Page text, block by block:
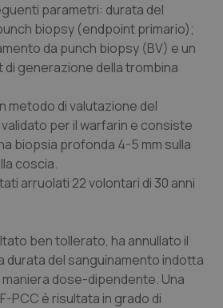
parametri: durata del
biopsy (endpointprimario);
da punch biopsy (BV) e un
generazione della trombina
metodo di valutazione del
per il warfarin e consiste
biopsia profonda 4-5 mm sulla
coscia.
arruolati 22 volontari di 30 anni
ben tollerato, ha annullato il
durata del sanguinamento indotta
maniera dose-dipendente. Una
PCC è risultata in grado di
www.quotidianosanita.it